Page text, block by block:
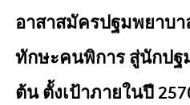
อาสาสมัครปฐมพยาบา
ทักษะคนพิการ สู่นักปฐ
ต้น ตั้งเป้าภายในปี